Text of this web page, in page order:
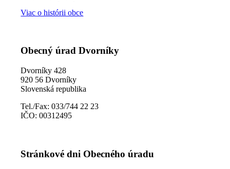
Viac o histórii obce
Obecný úrad Dvorníky
Dvorníky 428
920 56 Dvorníky
Slovenská republika
Tel./Fax: 033/744 22 23
IČO: 00312495
Stránkové dni Obecného úradu